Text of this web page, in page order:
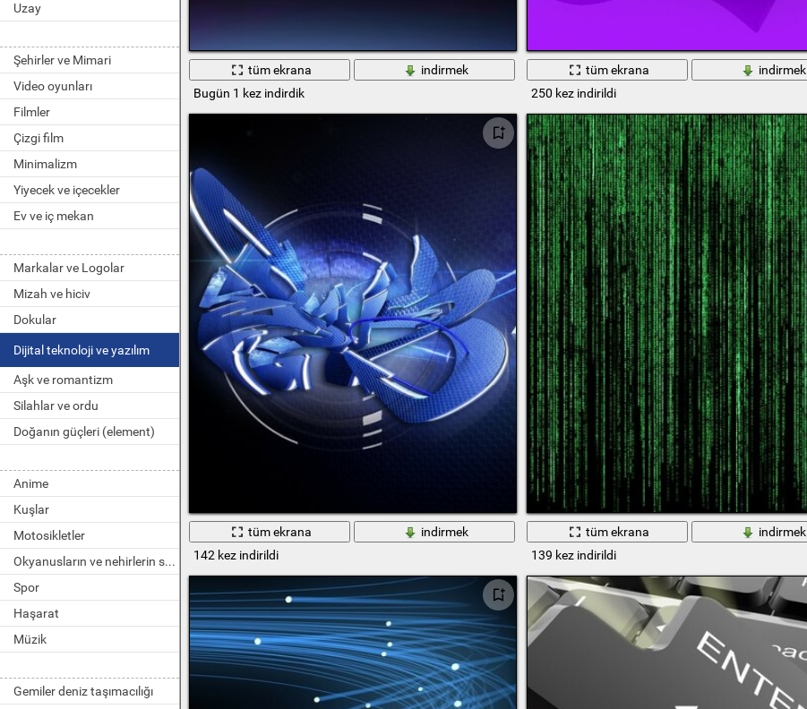
Uzay
Şehirler ve Mimari
Video oyunları
Filmler
Çizgi film
Minimalizm
Yiyecek ve içecekler
Ev ve iç mekan
Markalar ve Logolar
Mizah ve hiciv
Dokular
Dijital teknoloji ve yazılım
Aşk ve romantizm
Silahlar ve ordu
Doğanın güçleri (element)
Anime
Kuşlar
Motosikletler
Okyanusların ve nehirlerin sakinleri
Spor
Haşarat
Müzik
Gemiler deniz taşımacılığı
tüm ekrana
indirmek
Bugün 1 kez indirdik
tüm ekrana
indirmek
250 kez indirildi
tüm ekrana
indirmek
142 kez indirildi
tüm ekrana
indirmek
139 kez indirildi